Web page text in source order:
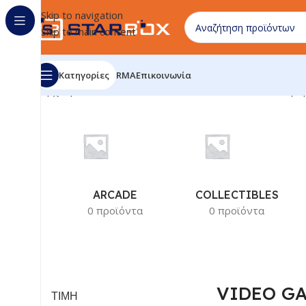
Skip to navigation
Skip to main content
Κατηγορίες RMAΕπικοινωνία
Αρχική σελίδα/
ARCADE
0 προϊόντα
COLLECTIBLES
0 προϊόντα
ΤΙΜΗ VIDEO